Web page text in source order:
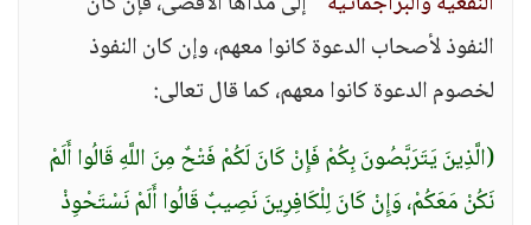
النفوذ لأصحاب الدعوة كانوا معهم، وإن كان النفوذ
لخصوم الدعوة كانوا معهم، كما قال تعالى:
(الَّذِينَ يَتَرَبَّصُونَ بِكُمْ فَإِنْ كَانَ لَكُمْ فَتْحٌ مِنَ اللَّهِ قَالُوا أَلَمْ
نَكُنْ مَعَكُمْ، وَإِنْ كَانَ لِلْكَافِرِينَ نَصِيبٌ قَالُوا أَلَمْ نَسْتَحْوِذْ